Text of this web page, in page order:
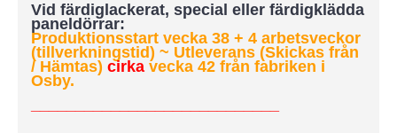
Vid färdiglackerat, special eller färdigklädda
paneldörrar:
Produktionsstart vecka 38 + 4 arbetsveckor
(tillverkningstid) ~ Utleverans (Skickas från
/ Hämtas) cirka vecka 42 från fabriken i
Osby.